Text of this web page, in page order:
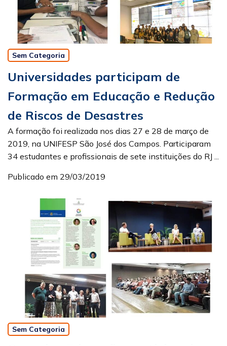
Sem Categoria
Universidades participam de
Formação em Educação e Redução
de Riscos de Desastres
A formação foi realizada nos dias 27 e 28 de março de
2019, na UNIFESP São José dos Campos. Participaram
34 estudantes e profissionais de sete instituições do RJ ...
Publicado em 29/03/2019
Sem Categoria